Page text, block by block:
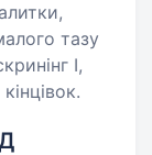
тазу
І,